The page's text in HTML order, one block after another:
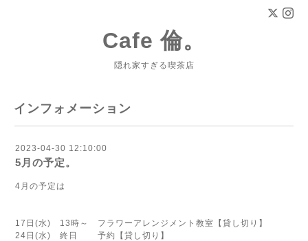
Cafe 倫。
隠れ家すぎる喫茶店
インフォメーション
2023-04-30 12:10:00
5月の予定。
4月の予定は
17日(水) 13時～ フラワーアレンジメント教室【貸し切り】
24日(水) 終日 予約【貸し切り】